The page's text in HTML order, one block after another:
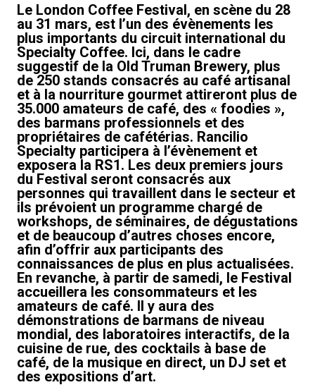
Le London Coffee Festival, en scène du 28
au 31 mars, est l’un des évènements les
plus importants du circuit international du
Specialty Coffee. Ici, dans le cadre
suggestif de la Old Truman Brewery, plus
de 250 stands consacrés au café artisanal
et à la nourriture gourmet attireront plus de
35.000 amateurs de café, des « foodies »,
des barmans professionnels et des
propriétaires de cafétérias. Rancilio
Specialty participera à l’évènement et
exposera la RS1. Les deux premiers jours
du Festival seront consacrés aux
personnes qui travaillent dans le secteur et
ils prévoient un programme chargé de
workshops, de séminaires, de dégustations
et de beaucoup d’autres choses encore,
afin d’offrir aux participants des
connaissances de plus en plus actualisées.
En revanche, à partir de samedi, le Festival
accueillera les consommateurs et les
amateurs de café. Il y aura des
démonstrations de barmans de niveau
mondial, des laboratoires interactifs, de la
cuisine de rue, des cocktails à base de
café, de la musique en direct, un DJ set et
des expositions d’art.
Nos laboratoires
Durabilité
Connect
Nous contacter
Politique de confidentialité